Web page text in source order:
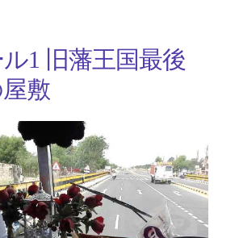
1 旧藩王国最後
敷